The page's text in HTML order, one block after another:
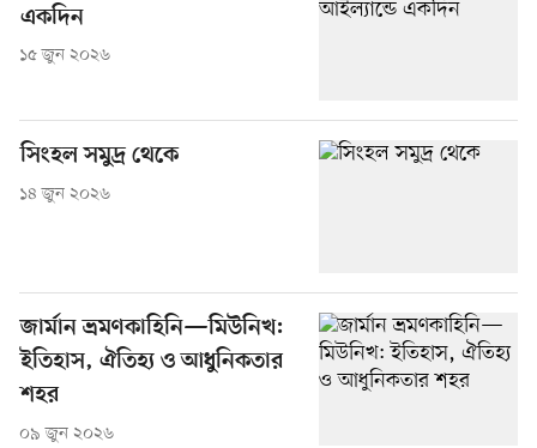
একদিন
১৫ জুন ২০২৬
সিংহল সমুদ্র থেকে
১৪ জুন ২০২৬
জার্মান ভ্রমণকাহিনি—মিউনিখ:
ইতিহাস, ঐতিহ্য ও আধুনিকতার
শহর
০৯ জুন ২০২৬